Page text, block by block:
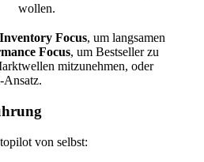
wollen.
Inventory Focus, um langsamen
Focus, um Bestseller zu
mitzunehmen, oder
Ansatz.
von selbst: